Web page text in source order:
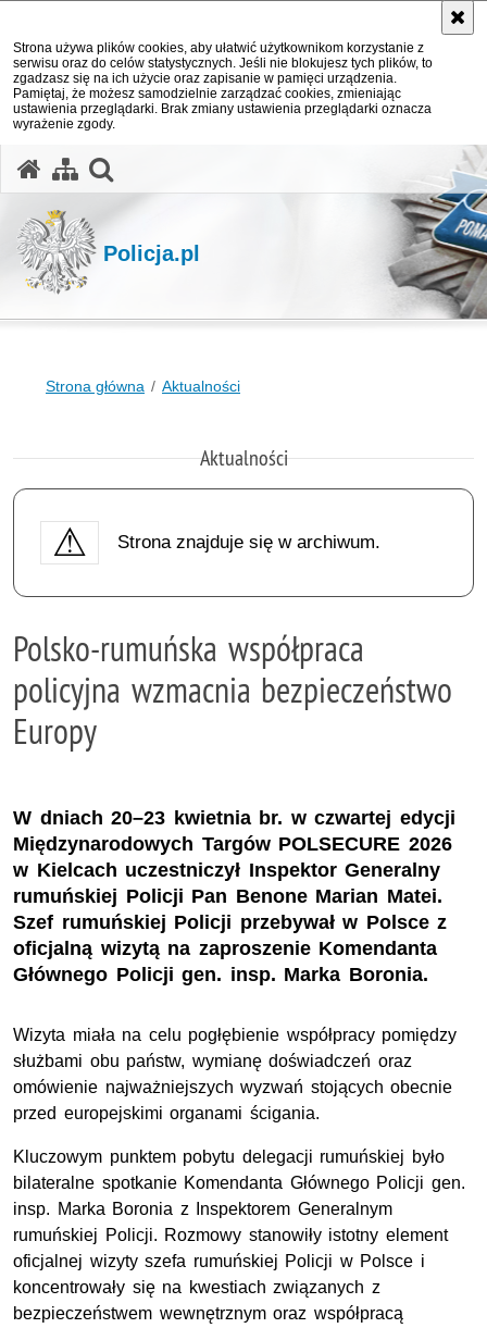
Strona używa plików cookies, aby ułatwić użytkownikom korzystanie z
serwisu oraz do celów statystycznych. Jeśli nie blokujesz tych plików, to
zgadzasz się na ich użycie oraz zapisanie w pamięci urządzenia.
Pamiętaj, że możesz samodzielnie zarządzać cookies, zmieniając
ustawienia przeglądarki. Brak zmiany ustawienia przeglądarki oznacza
wyrażenie zgody.
Policja.pl
Strona główna Aktualności
Aktualności
Strona znajduje się w archiwum.
Polsko-rumuńska współpraca
policyjna wzmacnia bezpieczeństwo
Europy
W dniach 20–23 kwietnia br. w czwartej edycji
Międzynarodowych Targów POLSECURE 2026
w Kielcach uczestniczył Inspektor Generalny
rumuńskiej Policji Pan Benone Marian Matei.
Szef rumuńskiej Policji przebywał w Polsce z
oficjalną wizytą na zaproszenie Komendanta
Głównego Policji gen. insp. Marka Boronia.
Wizyta miała na celu pogłębienie współpracy pomiędzy
służbami obu państw, wymianę doświadczeń oraz
omówienie najważniejszych wyzwań stojących obecnie
przed europejskimi organami ścigania.
Kluczowym punktem pobytu delegacji rumuńskiej było
bilateralne spotkanie Komendanta Głównego Policji gen.
insp. Marka Boronia z Inspektorem Generalnym
rumuńskiej Policji. Rozmowy stanowiły istotny element
oficjalnej wizyty szefa rumuńskiej Policji w Polsce i
koncentrowały się na kwestiach związanych z
bezpieczeństwem wewnętrznym oraz współpracą